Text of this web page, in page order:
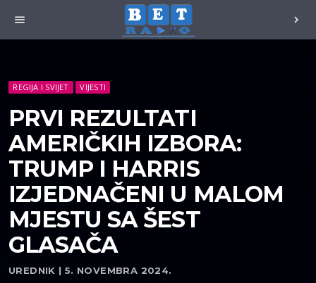
menu chevron_right
REGIJA I SVIJET VIJESTI
PRVI REZULTATI
AMERIČKIH IZBORA:
TRUMP I HARRIS
IZJEDNAČENI U MALOM
MJESTU SA ŠEST
GLASAČA
UREDNIK | 5. NOVEMBRA 2024.